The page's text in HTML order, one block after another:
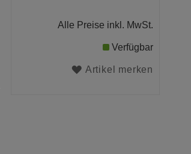
Alle Preise inkl. MwSt.
Verfügbar
Artikel merken